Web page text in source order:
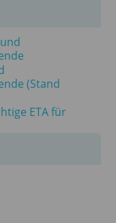
(Stand
ETA für